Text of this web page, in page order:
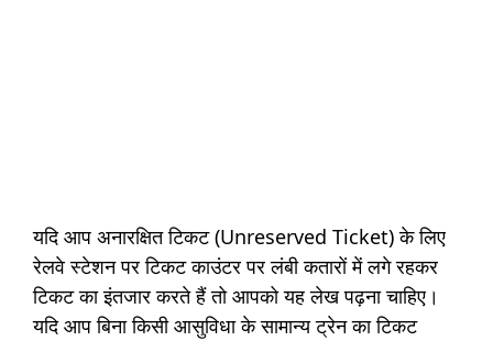
यदि आप अनारक्षित टिकट (Unreserved Ticket) के लिए
रेलवे स्टेशन पर टिकट काउंटर पर लंबी कतारों में लगे रहकर
टिकट का इंतजार करते हैं तो आपको यह लेख पढ़ना चाहिए।
यदि आप बिना किसी आसुविधा के सामान्य ट्रेन का टिकट